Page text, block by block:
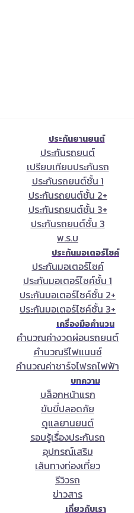
ประกันยานยนต์
ประกันรถยนต์
เปรียบเทียบประกันรถ
ประกันรถยนต์ชั้น 1
ประกันรถยนต์ชั้น 2+
ประกันรถยนต์ชั้น 3+
ประกันรถยนต์ชั้น 3
พ.ร.บ
ประกันมอเตอร์ไซค์
ประกันมอเตอร์ไซค์
ประกันมอเตอร์ไซค์ชั้น 1
ประกันมอเตอร์ไซค์ชั้น 2+
ประกันมอเตอร์ไซค์ชั้น 3+
เครื่องมือคำนวน
คำนวณค่างวดผ่อนรถยนต์
คำนวณรีไฟแนนซ์
คำนวณค่าชาร์จไฟรถไฟฟ้า
บทความ
บล็อกหน้าแรก
ขับขี่ปลอดภัย
ดูแลยานยนต์
รอบรู้เรื่องประกันรถ
อุปกรณ์เสริม
เส้นทางท่องเที่ยว
รีวิวรถ
ข่าวสาร
เกี่ยวกับเรา